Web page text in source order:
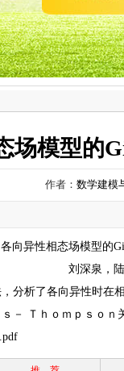
场模型的
作者： 数学建模
各向异性相态场模型的
刘深泉，
分析了各向异性时在
－
Ｔｈｏｍｐｓｏｎ